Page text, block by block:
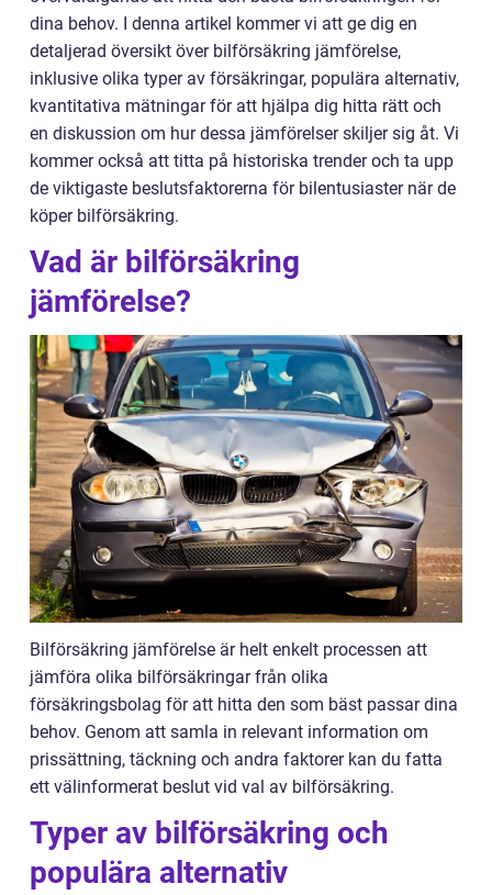
dina behov. I denna artikel kommer vi att ge dig en
detaljerad översikt över bilförsäkring jämförelse,
inklusive olika typer av försäkringar, populära alternativ,
kvantitativa mätningar för att hjälpa dig hitta rätt och
en diskussion om hur dessa jämförelser skiljer sig åt. Vi
kommer också att titta på historiska trender och ta upp
de viktigaste beslutsfaktorerna för bilentusiaster när de
köper bilförsäkring.
Vad är bilförsäkring
jämförelse?
Bilförsäkring jämförelse är helt enkelt processen att
jämföra olika bilförsäkringar från olika
försäkringsbolag för att hitta den som bäst passar dina
behov. Genom att samla in relevant information om
prissättning, täckning och andra faktorer kan du fatta
ett välinformerat beslut vid val av bilförsäkring.
Typer av bilförsäkring och
populära alternativ